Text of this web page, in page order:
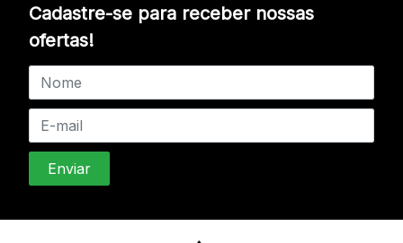
Cadastre-se para receber nossas
ofertas!